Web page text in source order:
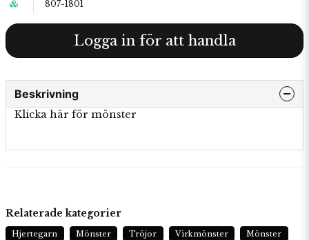
807-1801
Logga in för att handla
Beskrivning
Klicka här för mönster
Relaterade kategorier
Hjertegarn Mönster Tröjor Virkmönster Mönster